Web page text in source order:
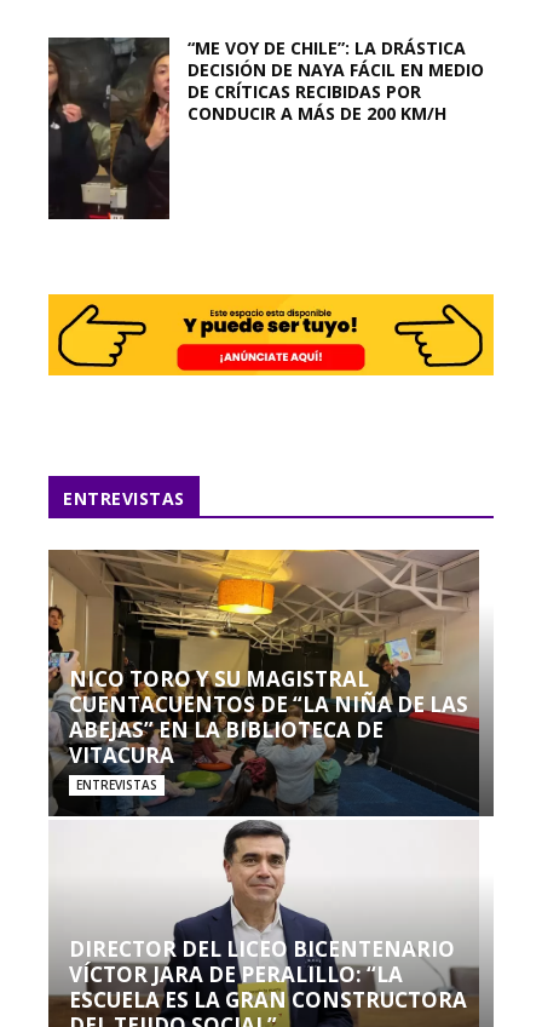
“ME VOY DE CHILE”: LA DRÁSTICA
DECISIÓN DE NAYA FÁCIL EN MEDIO
DE CRÍTICAS RECIBIDAS POR
CONDUCIR A MÁS DE 200 KM/H
ENTREVISTAS
NICO TORO Y SU MAGISTRAL
CUENTACUENTOS DE “LA NIÑA DE LAS
ABEJAS” EN LA BIBLIOTECA DE
VITACURA
ENTREVISTAS
DIRECTOR DEL LICEO BICENTENARIO
VÍCTOR JARA DE PERALILLO: “LA
ESCUELA ES LA GRAN CONSTRUCTORA